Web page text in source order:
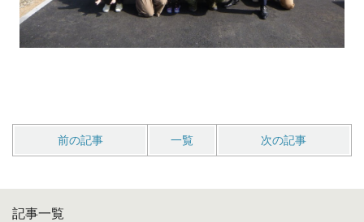
前の記事 一覧 次の記事
記事一覧